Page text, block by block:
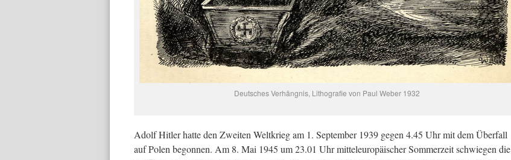
Deutsches Verhängnis, Lithografie von Paul Weber 1932
Adolf Hitler hatte den Zweiten Weltkrieg am 1. Sep­tember 1939 gegen 4.45 Uhr mit dem Überfall
auf Polen begonnen. Am 8. Mai 1945 um 23.01 Uhr mit­teleuropäischer Sommerzeit schwiegen die